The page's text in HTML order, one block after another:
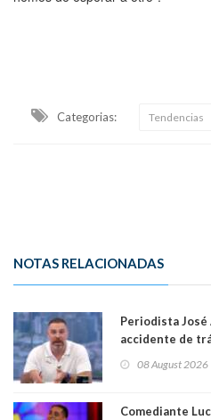
Categorias: Tendencias
NOTAS RELACIONADAS
Periodista
accidente de
08 August 2026
Comediante